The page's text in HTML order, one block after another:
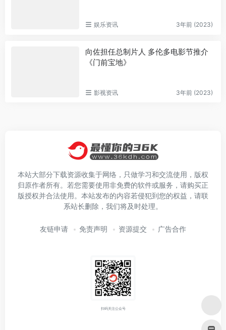
娱乐资讯 3年前 (2023)
向佐担任总制片人 多伦多电影节推介
《门前宝地》
影视资讯 3年前 (2023)
本站大部分下载资源收集于网络，只做学习和交流使用，版权
归原作者所有。若您需要使用非免费的软件或服务，请购买正
版授权并合法使用。本站发布的内容若侵犯到您的权益，请联
系站长删除，我们将及时处理。
友链申请 免责声明 资源提交 广告合作
扫码关注公众号